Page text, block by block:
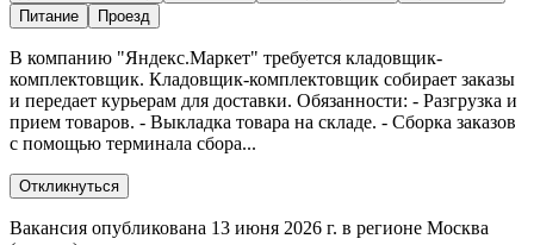
Питание
Проезд
В компанию "Яндекс.Маркет" требуется кладовщик-
комплектовщик. Кладовщик-комплектовщик собирает заказы
и передает курьерам для доставки. Обязанности: - Разгрузка и
прием товаров. - Выкладка товара на складе. - Сборка заказов
с помощью терминала сбора...
Откликнуться
Вакансия опубликована 13 июня 2026 г. в регионе Москва